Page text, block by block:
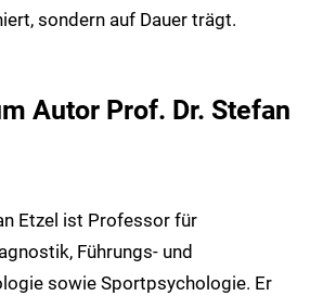
sondern auf Dauer trägt.
Autor Prof. Dr. Stefan
Etzel ist Professor für
Führungs- und
sowie Sportpsychologie. Er